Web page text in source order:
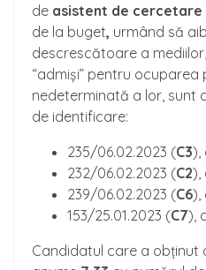
de asistent de cercetare
de la buget, urmând să
descrescătoare a
“admiși” pentru ocuparea
nedeterminată a lor, sunt
de identificare:
235/06.02.2023 (C3),
232/06.02.2023 (C2),
239/06.02.2023 (C6),
153/25.01.2023 (C7),
Candidatul care a obținut